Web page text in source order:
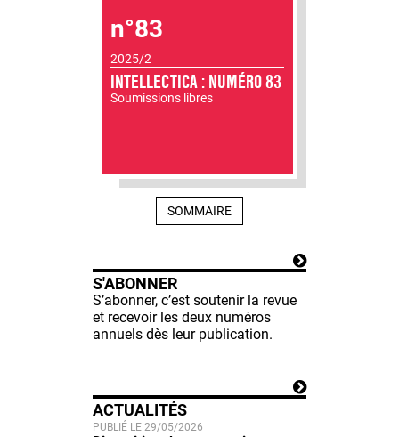
n°83
2025/2
INTELLECTICA : NUMÉRO 83
Soumissions libres
SOMMAIRE
S'ABONNER
S’abonner, c’est soutenir la revue
et recevoir les deux numéros
annuels dès leur publication.
ACTUALITÉS
PUBLIÉ LE 29/05/2026